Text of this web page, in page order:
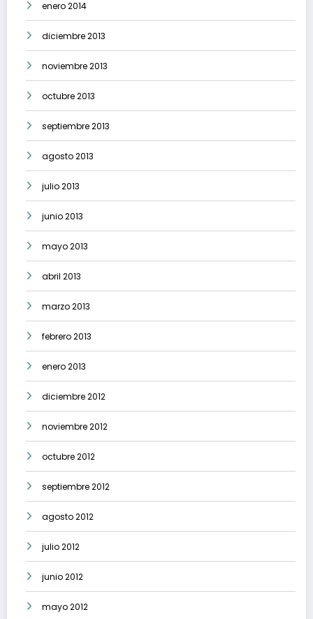
enero 2014
diciembre 2013
noviembre 2013
octubre 2013
septiembre 2013
agosto 2013
julio 2013
junio 2013
mayo 2013
abril 2013
marzo 2013
febrero 2013
enero 2013
diciembre 2012
noviembre 2012
octubre 2012
septiembre 2012
agosto 2012
julio 2012
junio 2012
mayo 2012